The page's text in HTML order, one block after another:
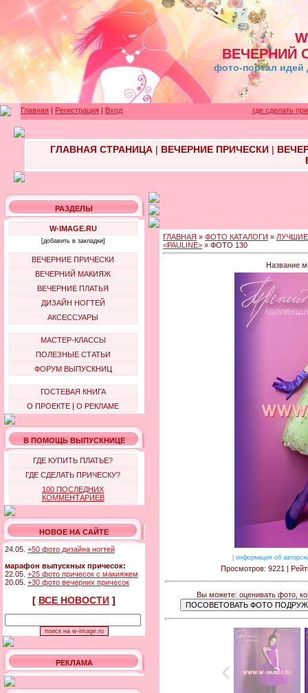
ВЕЧЕРНИЙ
фото-портал идей
Главная | Регистрация | Вход где сделать
ГЛАВНАЯ СТРАНИЦА| ВЕЧЕРНИЕ ПРИЧЕСКИ|
РАЗДЕЛЫ
W-IMAGE.RU
[добавить в закладки]
ВЕЧЕРНИЕ ПРИЧЕСКИ
ВЕЧЕРНИЙ МАКИЯЖ
ВЕЧЕРНИЕ ПЛАТЬЯ
ДИЗАЙН НОГТЕЙ
АКСЕССУАРЫ
МАСТЕР-КЛАССЫ
ПОЛЕЗНЫЕ СТАТЬИ
ФОРУМ ВЫПУСКНИЦ
ГОСТЕВАЯ КНИГА
О ПРОЕКТЕ | О РЕКЛАМЕ
В ПОМОЩЬ ВЫПУСКНИЦЕ
ГДЕ КУПИТЬ ПЛАТЬЕ?
ГДЕ СДЕЛАТЬ ПРИЧЕСКУ?
100 ПОСЛЕДНИХ
КОММЕНТАРИЕВ
НОВОЕ НА САЙТЕ
24.05. +50 фото дизайна ногтей
марафон выпускных причесок:
22.05. +25 фото причесок с макияжем
20.05. +30 фото вечерних причесок
[ ВСЕ НОВОСТИ ]
РЕКЛАМА
ГЛАВНАЯ » ФОТО КАТАЛОГИ »
<PAULINE> » ФОТО 130
Название
информация об
Просмотров: 9221 |
Вы можете: оценивать фото,